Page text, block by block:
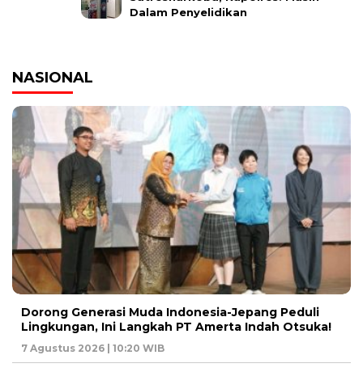
Dalam Penyelidikan
NASIONAL
Dorong Generasi Muda Indonesia-Jepang Peduli
Lingkungan, Ini Langkah PT Amerta Indah Otsuka!
7 Agustus 2026 | 10:20 WIB